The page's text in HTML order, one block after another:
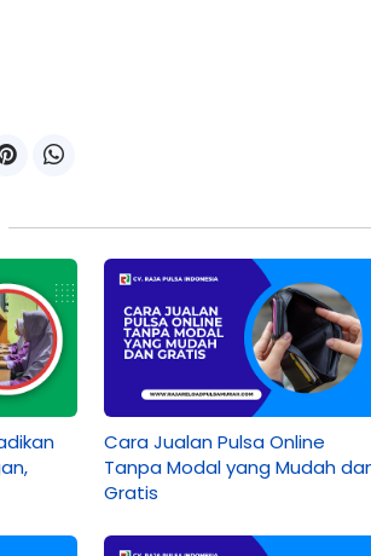
Cara Jualan Pulsa Online
Tanpa Modal yang Mudah
Gratis